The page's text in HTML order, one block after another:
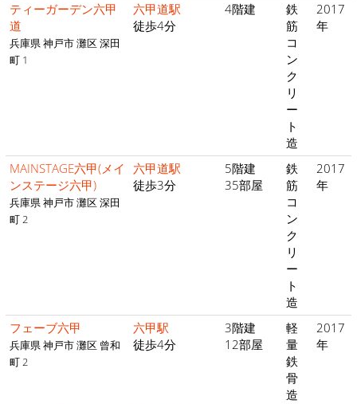
ティーガーデン六甲
道
兵庫県 神戸市 灘区 深田
町 1
六甲道駅
徒歩4分
4階建
鉄
筋
コ
ン
ク
リ
ー
ト
造
2017
年
MAINSTAGE六甲(メイ
ンステージ六甲)
兵庫県 神戸市 灘区 深田
町 2
六甲道駅
徒歩3分
5階建
35部屋
鉄
筋
コ
ン
ク
リ
ー
ト
造
2017
年
フェーブ六甲
兵庫県 神戸市 灘区 曾和
町 2
六甲駅
徒歩4分
3階建
12部屋
軽
量
鉄
骨
造
2017
年